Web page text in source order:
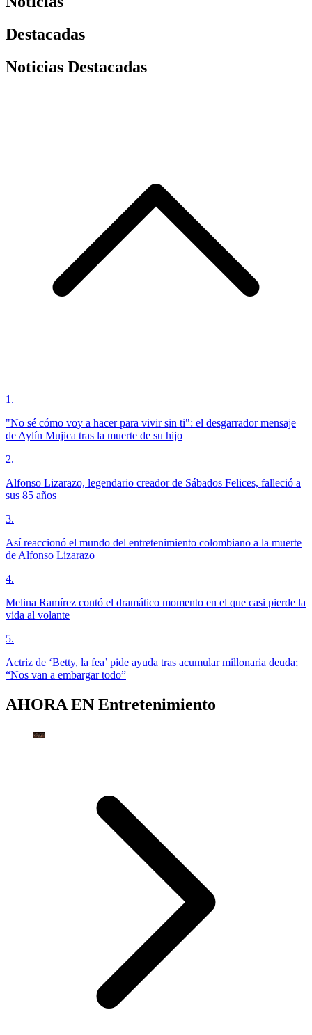
Destacadas
Noticias Destacadas
1.
"No sé cómo voy a hacer para vivir sin ti": el desgarrador mensaje
de Aylín Mujica tras la muerte de su hijo
2.
Alfonso Lizarazo, legendario creador de Sábados Felices, falleció a
sus 85 años
3.
Así reaccionó el mundo del entretenimiento colombiano a la muerte
de Alfonso Lizarazo
4.
Melina Ramírez contó el dramático momento en el que casi pierde la
vida al volante
5.
Actriz de ‘Betty, la fea’ pide ayuda tras acumular millonaria deuda;
“Nos van a embargar todo”
AHORA EN Entretenimiento